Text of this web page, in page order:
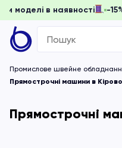
доки моделі в наявності
Search
for:
Промислове швейне
Прямострочні машини в
Прямострочні